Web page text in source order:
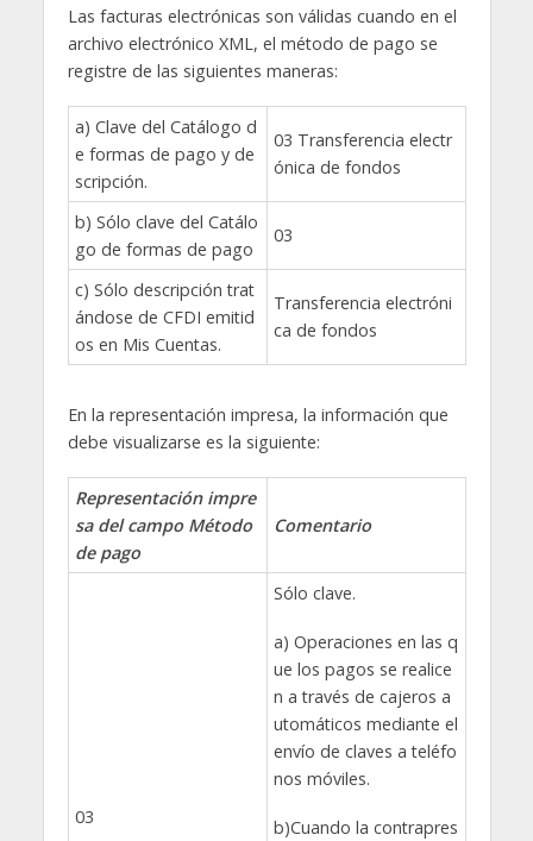
Las facturas electrónicas son válidas cuando en el
archivo electrónico XML, el método de pago se
registre de las siguientes maneras:
a) Clave del Catálogo d
e formas de pago y de
scripción.
03 Transferencia electr
ónica de fondos
b) Sólo clave del Catálo
go de formas de pago
03
c) Sólo descripción trat
ándose de CFDI emitid
os en Mis Cuentas.
Transferencia electróni
ca de fondos
En la representación impresa, la información que
debe visualizarse es la siguiente:
Representación impre
sa del campo Método
de pago
Comentario
03
Sólo clave.
a) Operaciones en las q
ue los pagos se realice
n a través de cajeros a
utomáticos mediante el
envío de claves a teléfo
nos móviles.
b)Cuando la contrapres